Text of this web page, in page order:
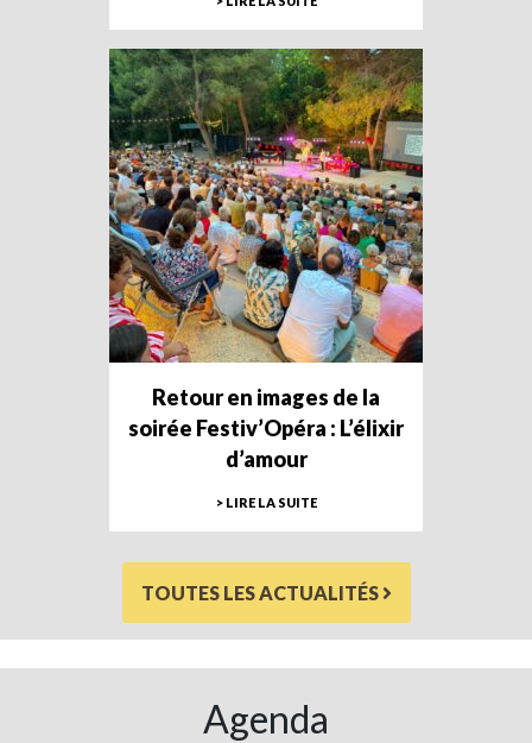
Retour en images de la
soirée Festiv’Opéra : L’élixir
d’amour
> LIRE LA SUITE
TOUTES LES ACTUALITÉS
Agenda